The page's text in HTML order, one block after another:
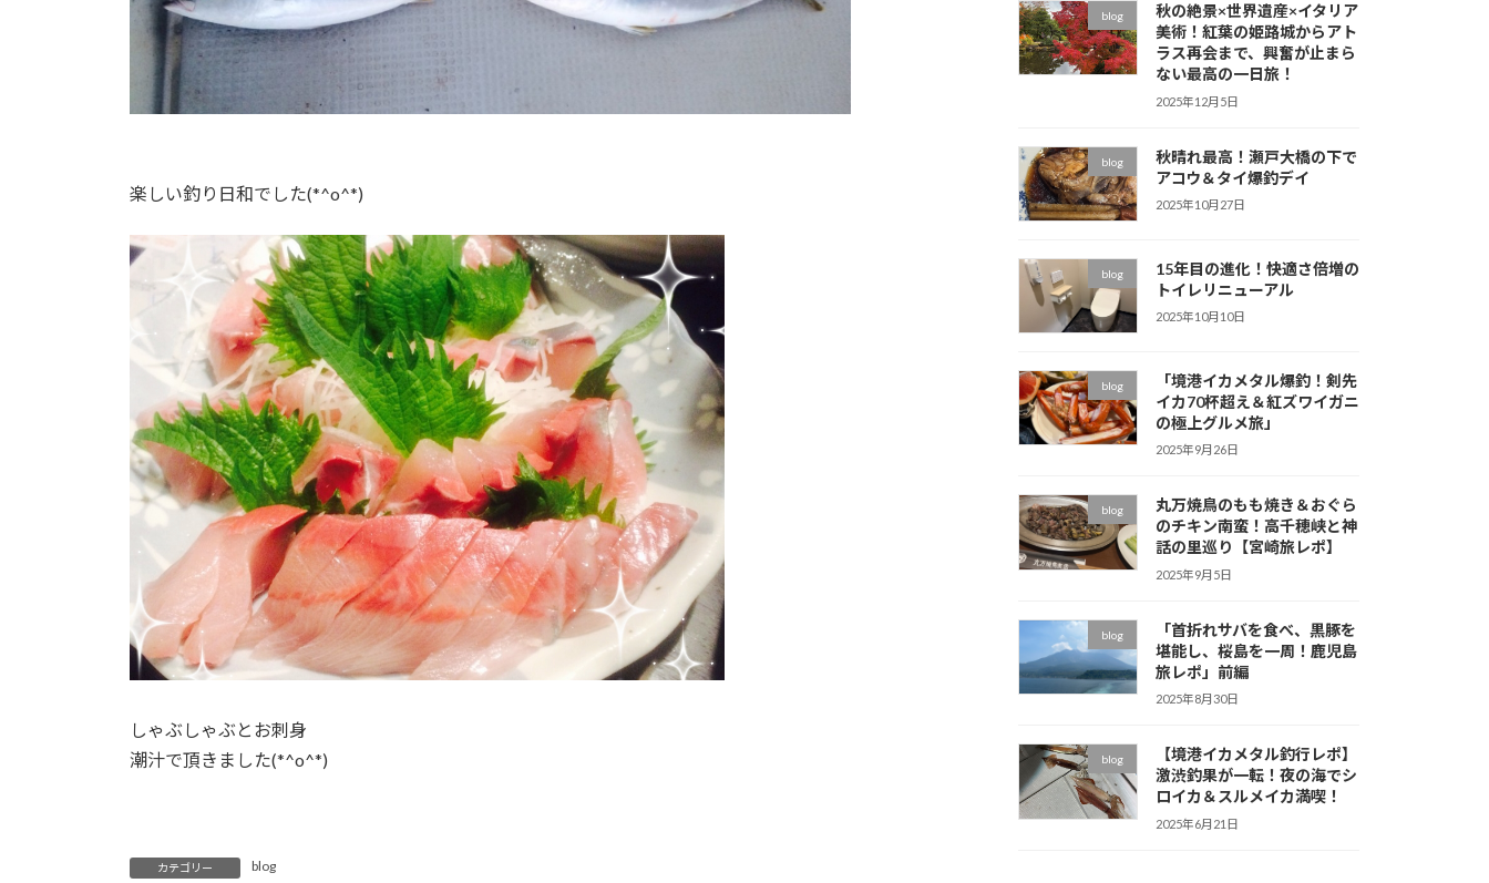
楽しい釣り日和でした(*^o^*)
しゃぶしゃぶとお刺身
潮汁で頂きました(*^o^*)
カテゴリー blog
blog
秋の絶景×世界遺産×イタリア
美術！紅葉の姫路城からアト
ラス再会まで、興奮が止まら
ない最高の一日旅！
2025年12月5日
blog
秋晴れ最高！瀬戸大橋の下で
アコウ＆タイ爆釣デイ
2025年10月27日
blog
15年目の進化！快適さ倍増の
トイレリニューアル
2025年10月10日
blog
「境港イカメタル爆釣！剣先
イカ70杯超え＆紅ズワイガニ
の極上グルメ旅」
2025年9月26日
blog
丸万焼鳥のもも焼き＆おぐら
のチキン南蛮！高千穂峡と神
話の里巡り【宮崎旅レポ】
2025年9月5日
blog
「首折れサバを食べ、黒豚を
堪能し、桜島を一周！鹿児島
旅レポ」前編
2025年8月30日
blog
【境港イカメタル釣行レポ】
激渋釣果が一転！夜の海でシ
ロイカ＆スルメイカ満喫！
2025年6月21日